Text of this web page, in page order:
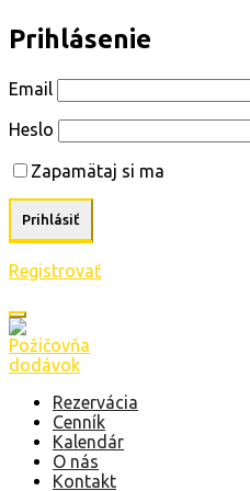
Prihlásenie
Email
Heslo
Zapamätaj si ma
Registrovať
Rezervácia
Cenník
Kalendár
O nás
Kontakt